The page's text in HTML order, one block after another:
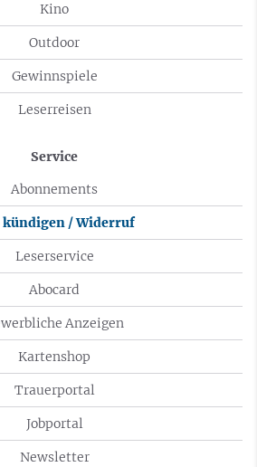
Kino
Outdoor
Gewinnspiele
Leserreisen
Service
Abonnements
kündigen / Widerruf
Leserservice
Abocard
Anzeigen
Kartenshop
Trauerportal
Jobportal
Newsletter